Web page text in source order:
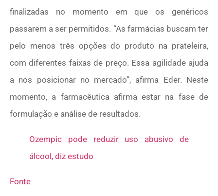
finalizadas no momento em que os genéricos
passarem a ser permitidos. “As farmácias buscam ter
pelo menos três opções do produto na prateleira,
com diferentes faixas de preço. Essa agilidade ajuda
a nos posicionar no mercado”, afirma Eder. Neste
momento, a farmacêutica afirma estar na fase de
formulação e análise de resultados.
Ozempic pode reduzir uso abusivo de
álcool, diz estudo
Fonte